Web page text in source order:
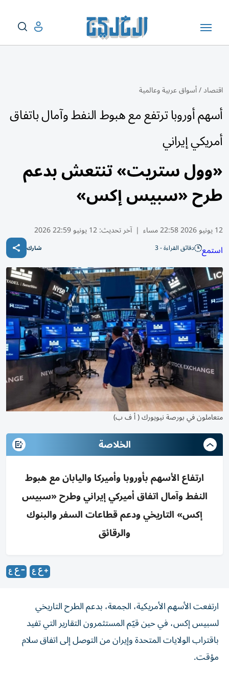
اقتصاد/أسواق عربية وعالمية
أسهم أوروبا ترتفع مع هبوط النفط وآمال باتفاق
أمريكي إيراني
«وول ستريت» تنتعش بدعم
طرح «سبيس إكس»
12 يونيو 2026 22:58 مساء | آخر تحديث:12 يونيو 22:59 2026
استمع دقائق القراءة - 3 شارك
متعاملون في بورصة نيويورك ( أ ف ب)
الخلاصة
ارتفاع الأسهم بأوروبا وأميركا واليابان مع هبوط
النفط وآمال اتفاق أميركي إيراني وطرح «سبيس
إكس» التاريخي ودعم قطاعات السفر والبنوك
والرقائق
ارتفعت الأسهم الأمريكية، الجمعة، بدعم الطرح التاريخي
لسبيس إكس، في حين قيّم المستثمرون التقارير التي تفيد
باقتراب الولايات المتحدة وإيران من التوصل إلى اتفاق سلام
مؤقت.